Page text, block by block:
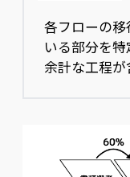
各フローの
いる部分を特
余計な工程が